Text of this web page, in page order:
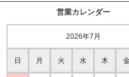
営業カレンダー
2026年7月
日 月 火 水 木